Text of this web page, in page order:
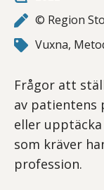
© Region
Vuxna,
Frågor att
av patientens
eller
som kräver
profession.